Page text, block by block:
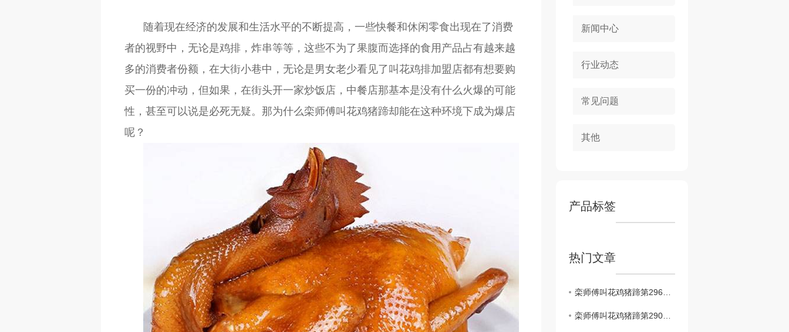
随着现在经济的发展和生活水平的不断提高，一些快餐和休闲零食出现在了消费
者的视野中，无论是鸡排，炸串等等，这些不为了果腹而选择的食用产品占有越来越
多的消费者份额，在大街小巷中，无论是男女老少看见了叫花鸡排加盟店都有想要购
买一份的冲动，但如果，在街头开一家炒饭店，中餐店那基本是没有什么火爆的可能
性，甚至可以说是必死无疑。那为什么栾师傅叫花鸡猪蹄却能在这种环境下成为爆店
呢？
新闻中心
行业动态
常见问题
其他
产品标签
热门文章
栾师傅叫花鸡猪蹄第296家店..开业！！！
栾师傅叫花鸡猪蹄第290家店..开业！！！